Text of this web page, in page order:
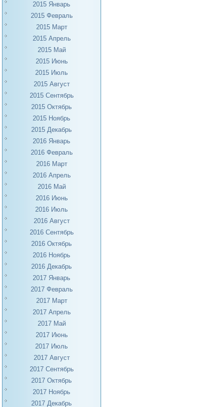
2015 Январь
2015 Февраль
2015 Март
2015 Апрель
2015 Май
2015 Июнь
2015 Июль
2015 Август
2015 Сентябрь
2015 Октябрь
2015 Ноябрь
2015 Декабрь
2016 Январь
2016 Февраль
2016 Март
2016 Апрель
2016 Май
2016 Июнь
2016 Июль
2016 Август
2016 Сентябрь
2016 Октябрь
2016 Ноябрь
2016 Декабрь
2017 Январь
2017 Февраль
2017 Март
2017 Апрель
2017 Май
2017 Июнь
2017 Июль
2017 Август
2017 Сентябрь
2017 Октябрь
2017 Ноябрь
2017 Декабрь